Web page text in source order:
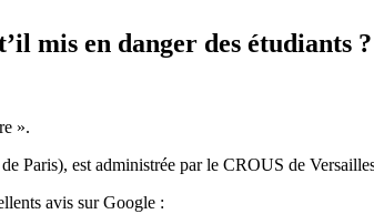
mis en danger des étudiants ?
».
Paris), est administrée par le CROUS de
avis sur Google :